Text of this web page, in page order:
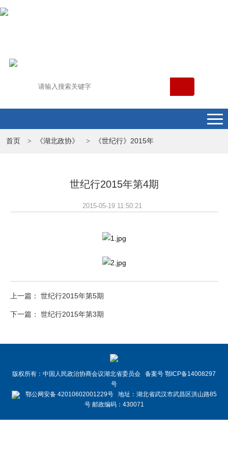
首页 > 《湖北政协》 > 《世纪行》2015年
世纪行2015年第4期
2015-05-19 11:50:21
上一篇： 世纪行2015年第5期
下一篇： 世纪行2015年第3期
版权所有：中国人民政治协商会议湖北省委员会 备案号 鄂ICP备14008297
号
鄂公网安备 42010602001229号 地址：湖北省武汉市武昌区洪山路85
号 邮政编码：430071